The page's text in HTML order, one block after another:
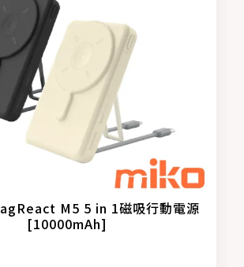
M5 5 in 1磁吸行動電源
[10000mAh]